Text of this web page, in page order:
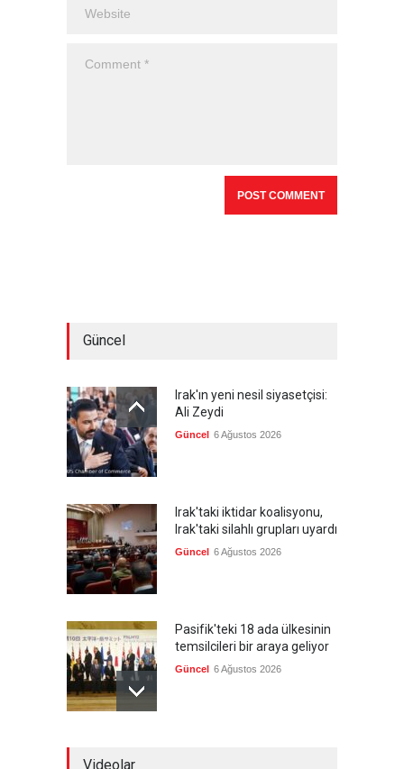
Güncel
Irak'ın yeni nesil siyasetçisi:
Ali Zeydi
Güncel 6 Ağustos 2026
Irak'taki iktidar koalisyonu,
Irak'taki silahlı grupları uyardı
Güncel 6 Ağustos 2026
Pasifik'teki 18 ada ülkesinin
temsilcileri bir araya geliyor
Güncel 6 Ağustos 2026
Videolar